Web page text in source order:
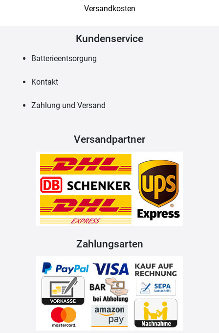
Versandkosten
Kundenservice
Batterieentsorgung
Kontakt
Zahlung und Versand
Versandpartner
Zahlungsarten